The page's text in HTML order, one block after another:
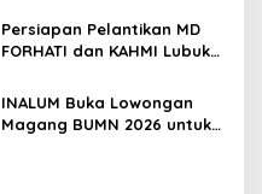
Keluarga dalam Tumbuh
Kembang Anak
Persiapan Pelantikan MD
FORHATI dan KAHMI Lubuk
di Aula Embun Semimbar
UNPARI
INALUM Buka Lowongan
Magang BUMN 2026 untuk